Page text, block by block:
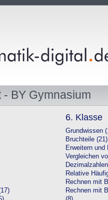
BY Gymnasium
6. Klasse
Grundwissen
Bruchteile (21)
Erweitern und
Vergleichen
Relative
Rechnen mit
Rechnen mit